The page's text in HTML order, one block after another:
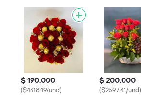
$ 190.000
($4318.19/und)
$ 200.000
($2597.41/und)